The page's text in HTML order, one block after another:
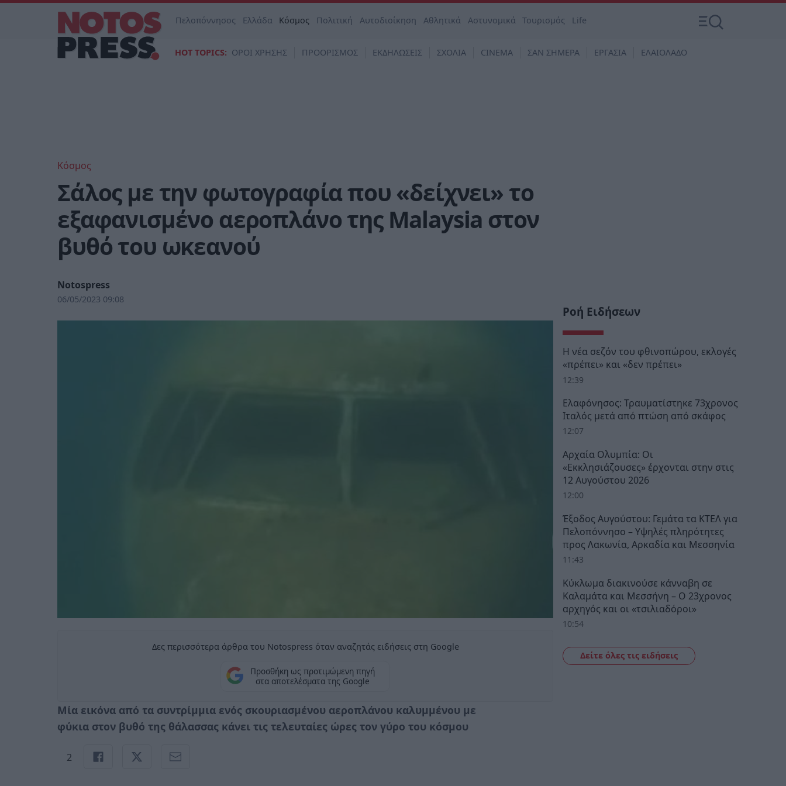
Πελοπόννησος Ελλάδα Κόσμος Πολιτική Αυτοδιοίκηση Αθλητικά Αστυνομικά Τουρισμός Life
HOT TOPICS: ΟΡΟΙ ΧΡΗΣΗΣ ΠΡΟΟΡΙΣΜΟΣ ΕΚΔΗΛΩΣΕΙΣ ΣΧΟΛΙΑ CINEMA ΣΑΝ ΣΗΜΕΡΑ ΕΡΓΑΣΙΑ ΕΛΑΙΟΛΑΔΟ
Κόσμος
Σάλος με την φωτογραφία που «δείχνει» το
εξαφανισμένο αεροπλάνο της Malaysia στον
βυθό του ωκεανού
Notospress
06/05/2023 09:08
Δες περισσότερα άρθρα του Notospress όταν αναζητάς ειδήσεις στη Google
Προσθήκη ως προτιμώμενη πηγή
στα αποτελέσματα της Google
Μία εικόνα από τα συντρίμμια ενός σκουριασμένου αεροπλάνου καλυμμένου με
φύκια στον βυθό της θάλασσας κάνει τις τελευταίες ώρες τον γύρο του κόσμου
2
Ροή Ειδήσεων
Η νέα σεζόν του φθινοπώρου, εκλογές
«πρέπει» και «δεν πρέπει»
12:39
Ελαφόνησος: Τραυματίστηκε 73χρονος
Ιταλός μετά από πτώση από σκάφος
12:07
Αρχαία Ολυμπία: Οι
«Εκκλησιάζουσες» έρχονται στην στις
12 Αυγούστου 2026
12:00
Έξοδος Αυγούστου: Γεμάτα τα ΚΤΕΛ για
Πελοπόννησο – Υψηλές πληρότητες
προς Λακωνία, Αρκαδία και Μεσσηνία
11:43
Κύκλωμα διακινούσε κάνναβη σε
Καλαμάτα και Μεσσήνη – Ο 23χρονος
αρχηγός και οι «τσιλιαδόροι»
10:54
Δείτε όλες τις ειδήσεις